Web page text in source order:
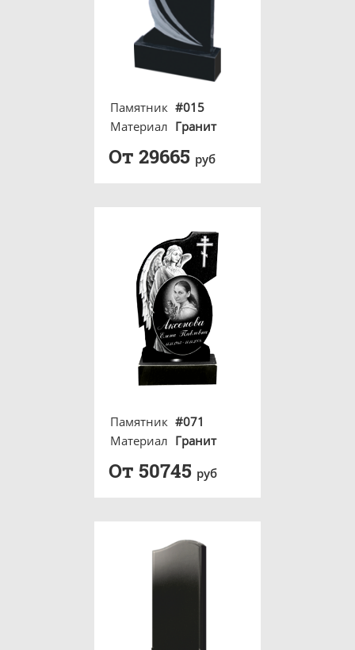
Памятник #015
Материал Гранит
От 29665 руб
Памятник #071
Материал Гранит
От 50745 руб